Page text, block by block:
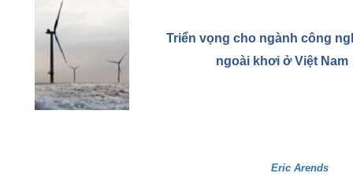
Triển vọng cho ngành công
ngoài khơi ở Việt Nam
Eric Arends